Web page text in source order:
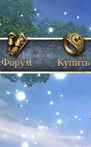
Форум Купить